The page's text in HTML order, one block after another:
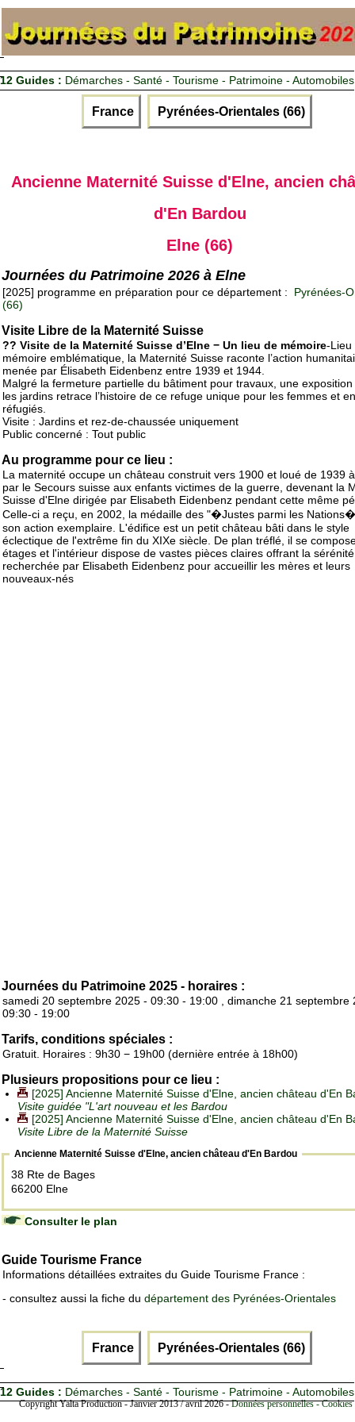
12 Guides : Démarches - Santé - Tourisme - Patrimoine - Automobiles
France Pyrénées-Orientales (66)
Ancienne Maternité Suisse d'Elne, ancien
d'En Bardou
Elne (66)
Journées du Patrimoine 2026 à Elne
[2025] programme en préparation pour ce département :
Pyrénées-
(66)
Visite Libre de la Maternité Suisse
?? Visite de la Maternité Suisse d’Elne − Un lieu de mémoire-Lieu
mémoire emblématique, la Maternité Suisse raconte l’action
menée par Élisabeth Eidenbenz entre 1939 et 1944.
Malgré la fermeture partielle du bâtiment pour travaux, une
les jardins retrace l’histoire de ce refuge unique pour les femmes et
réfugiés.
Visite : Jardins et rez-de-chaussée uniquement
Public concerné : Tout public
Au programme pour ce lieu :
La maternité occupe un château construit vers 1900 et loué de 1939
par le Secours suisse aux enfants victimes de la guerre, devenant la
Suisse d'Elne dirigée par Elisabeth Eidenbenz pendant cette même
Celle-ci a reçu, en 2002, la médaille des "�Justes parmi les
son action exemplaire. L'édifice est un petit château bâti dans le style
éclectique de l'extrême fin du XIXe siècle. De plan tréflé, il se
étages et l'intérieur dispose de vastes pièces claires offrant la sérénité
recherchée par Elisabeth Eidenbenz pour accueillir les mères et leurs
nouveaux-nés
Journées du Patrimoine 2025 - horaires :
samedi 20 septembre 2025 - 09:30 - 19:00 , dimanche 21 septembre
09:30 - 19:00
Tarifs, conditions spéciales :
Gratuit. Horaires : 9h30 − 19h00 (dernière entrée à 18h00)
Plusieurs propositions pour ce lieu :
[2025] Ancienne Maternité Suisse d'Elne, ancien château d'En
Visite guidée "L'art nouveau et les Bardou
[2025] Ancienne Maternité Suisse d'Elne, ancien château d'En
Visite Libre de la Maternité Suisse
Ancienne Maternité Suisse d'Elne, ancien château d'En Bardou
38 Rte de Bages
66200 Elne
Consulter le plan
Guide Tourisme France
Informations détaillées extraites du Guide Tourisme France :
- consultez aussi la fiche du département des Pyrénées-Orientales
France Pyrénées-Orientales (66)
12 Guides : Démarches - Santé - Tourisme - Patrimoine - Automobiles
Copyright Yalta Production - Janvier 2013 / avril 2026 -Données personnelles -